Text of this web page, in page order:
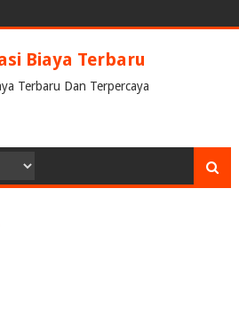
Biaya Terbaru
Terbaru Dan Terpercaya